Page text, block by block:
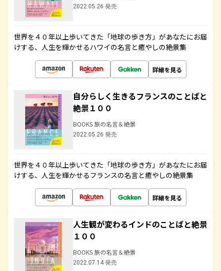
2022.05.26 発売
世界を４０年以上歩いてきた「地球の歩き方」があなたにお届
けする、人生を輝かせるハワイの名言と癒やしの絶景集
詳細を見る
自分らしく生きるフランスのことばと
絶景１００
BOOKS 旅の名言＆絶景
2022.05.26 発売
世界を４０年以上歩いてきた「地球の歩き方」があなたにお届
けする、人生を輝かせるフランスの名言と癒やしの絶景集
詳細を見る
人生観が変わるインドのことばと絶景
１００
BOOKS 旅の名言＆絶景
2022.07.14 発売